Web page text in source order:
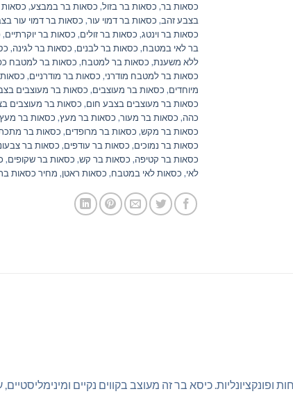
כסאות בר, כסאות בר בזול, כסאות בר במבצע,
בצבע זהב, כסאות בר דמוי עור, כסאות בר דמוי עור
כסאות בר וינטג, כסאות בר זולים, כסאות בר יוקרתיים,
בר לאי במטבח, כסאות בר לבנים, כסאות בר לגינה,
ללא משענת, כסאות בר למטבח, כסאות בר למטבח
כסאות בר למטבח מודרני, כסאות בר מודרניים,
מיוחדים, כסאות בר מעוצבים, כסאות בר מעוצבים
כסאות בר מעוצבים בצבע חום, כסאות בר מעוצבים
כהה, כסאות בר מעור, כסאות בר מעץ, כסאות בר מעץ
כסאות בר מקש, כסאות בר מרופדים, כסאות בר
כסאות בר נמוכים, כסאות בר עודפים, כסאות בר
כסאות בר קטיפה, כסאות בר קש, כסאות בר שקופים,
לאי, כסאות לאי במטבח, כסאות ראטן, מחיר כסאות בר
ופונקציונליות. כיסא בר זה מעוצב בקווים נקיים